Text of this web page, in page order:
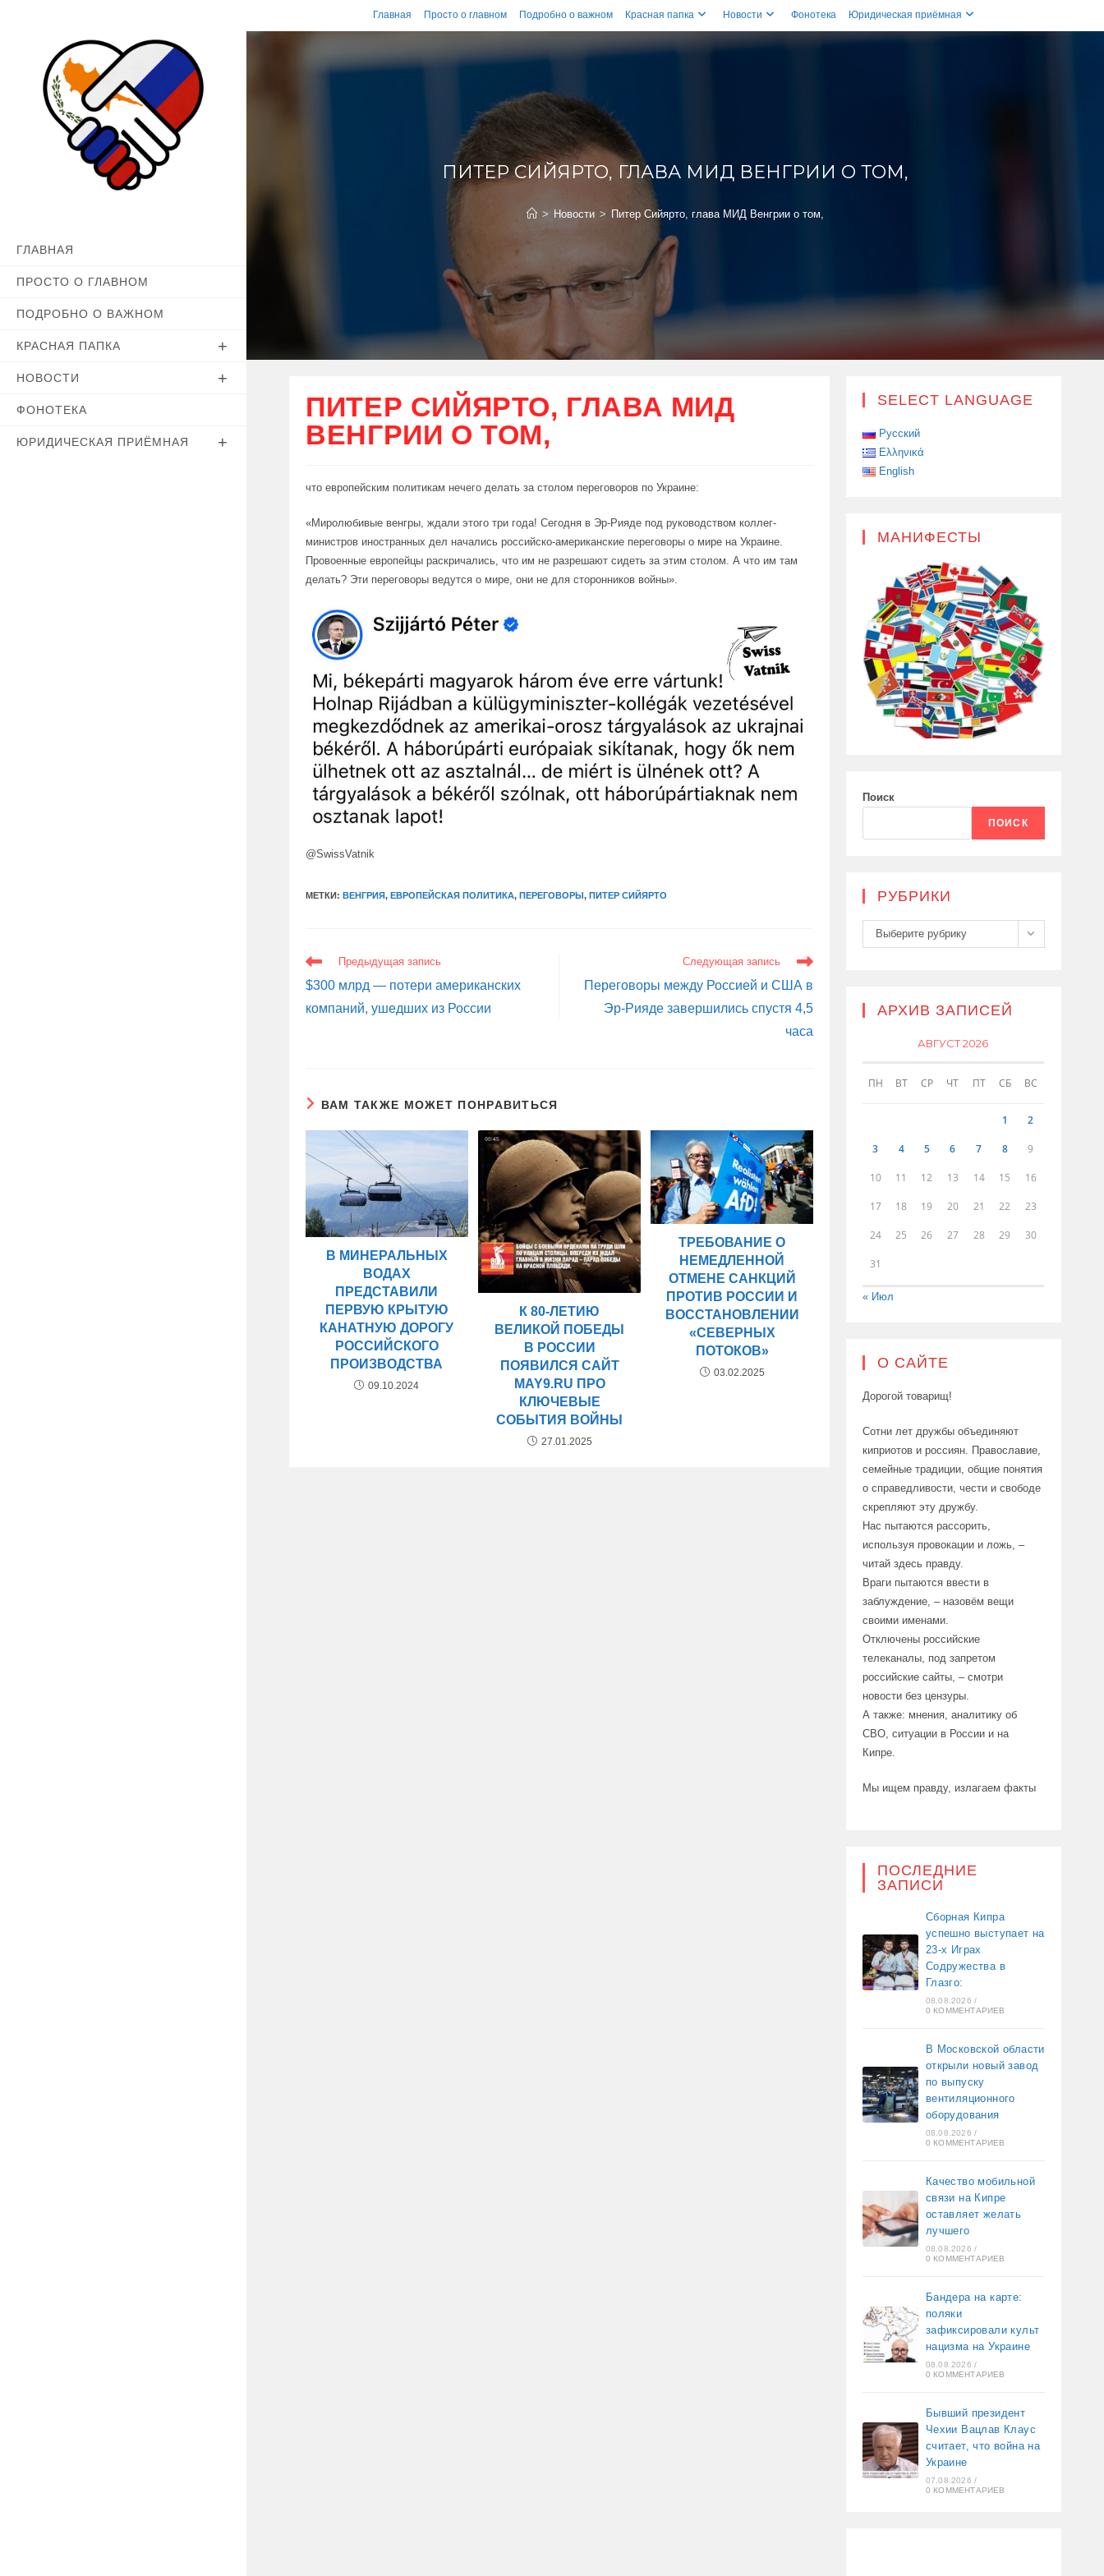
к
Главная Просто о главном Подробно о важном Красная папка Новости Фонотека Юридическая приёмная
ГЛАВНАЯ
ПРОСТО О ГЛАВНОМ
ПОДРОБНО О ВАЖНОМ
КРАСНАЯ ПАПКА
НОВОСТИ
ФОНОТЕКА
ЮРИДИЧЕСКАЯ ПРИЁМНАЯ
ПИТЕР СИЙЯРТО, ГЛАВА МИД ВЕНГРИИ О ТОМ,
> Новости > Питер Сийярто, глава МИД Венгрии о том,
ПИТЕР СИЙЯРТО, ГЛАВА МИД
ВЕНГРИИ О ТОМ,
что европейским политикам нечего делать за столом переговоров по Украине:
«Миролюбивые венгры, ждали этого три года! Сегодня в Эр-Рияде под руководством коллег-
министров иностранных дел начались российско-американские переговоры о мире на Украине.
Провоенные европейцы раскричались, что им не разрешают сидеть за этим столом. А что им там
делать? Эти переговоры ведутся о мире, они не для сторонников войны».
@SwissVatnik
МЕТКИ: ВЕНГРИЯ, ЕВРОПЕЙСКАЯ ПОЛИТИКА, ПЕРЕГОВОРЫ, ПИТЕР СИЙЯРТО
ЕЩЕ
СТАТЬИ
Предыдущая запись
$300 млрд — потери американских
компаний, ушедших из России
Следующая запись
Переговоры между Россией и США в
Эр-Рияде завершились спустя 4,5
часа
ВАМ ТАКЖЕ МОЖЕТ ПОНРАВИТЬСЯ
В МИНЕРАЛЬНЫХ
ВОДАХ
ПРЕДСТАВИЛИ
ПЕРВУЮ КРЫТУЮ
КАНАТНУЮ ДОРОГУ
РОССИЙСКОГО
ПРОИЗВОДСТВА
09.10.2024
К 80-ЛЕТИЮ
ВЕЛИКОЙ ПОБЕДЫ
В РОССИИ
ПОЯВИЛСЯ САЙТ
MAY9.RU ПРО
КЛЮЧЕВЫЕ
СОБЫТИЯ ВОЙНЫ
27.01.2025
ТРЕБОВАНИЕ О
НЕМЕДЛЕННОЙ
ОТМЕНЕ САНКЦИЙ
ПРОТИВ РОССИИ И
ВОССТАНОВЛЕНИИ
«СЕВЕРНЫХ
ПОТОКОВ»
03.02.2025
SELECT LANGUAGE
Русский
Ελληνικά
English
МАНИФЕСТЫ
Поиск
ПОИСК
РУБРИКИ
Рубрики
Выберите рубрику
АРХИВ ЗАПИСЕЙ
АВГУСТ 2026
ПН ВТ СР ЧТ ПТ СБ ВС
1 2
3 4 5 6 7 8 9
10 11 12 13 14 15 16
17 18 19 20 21 22 23
24 25 26 27 28 29 30
31
« Июл
О САЙТЕ
Дорогой товарищ!
Сотни лет дружбы объединяют
киприотов и россиян. Православие,
семейные традиции, общие понятия
о справедливости, чести и свободе
скрепляют эту дружбу.
Нас пытаются рассорить,
используя провокации и ложь, –
читай здесь правду.
Враги пытаются ввести в
заблуждение, – назовём вещи
своими именами.
Отключены российские
телеканалы, под запретом
российские сайты, – смотри
новости без цензуры.
А также: мнения, аналитику об
СВО, ситуации в России и на
Кипре.
Мы ищем правду, излагаем факты
ПОСЛЕДНИЕ
ЗАПИСИ
Сборная Кипра
успешно выступает на
23-х Играх
Содружества в
Глазго:
08.08.2026 /
0 КОММЕНТАРИЕВ
В Московской области
открыли новый завод
по выпуску
вентиляционного
оборудования
08.08.2026 /
0 КОММЕНТАРИЕВ
Качество мобильной
связи на Кипре
оставляет желать
лучшего
08.08.2026 /
0 КОММЕНТАРИЕВ
Бандера на карте:
поляки
зафиксировали культ
нацизма на Украине
08.08.2026 /
0 КОММЕНТАРИЕВ
Бывший президент
Чехии Вацлав Клаус
считает, что война на
Украине
07.08.2026 /
0 КОММЕНТАРИЕВ